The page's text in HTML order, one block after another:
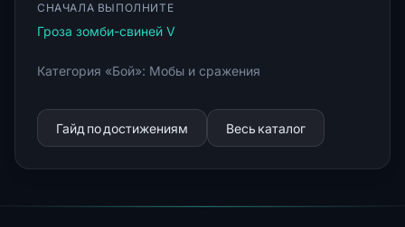
СНАЧАЛА ВЫПОЛНИТЕ
Гроза зомби-свиней V
Категория «Бой»: Мобы и сражения
Гайд по достижениям Весь каталог